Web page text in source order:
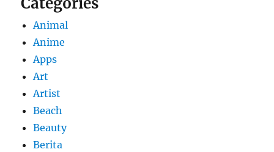
Animal
Anime
Apps
Art
Artist
Beach
Beauty
Berita